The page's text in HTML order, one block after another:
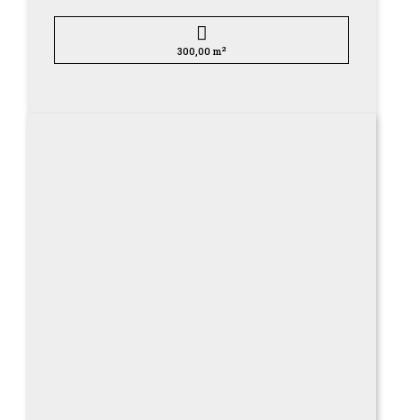
300,00 m 2